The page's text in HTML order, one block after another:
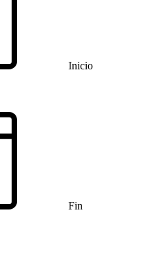
Inicio
Fin